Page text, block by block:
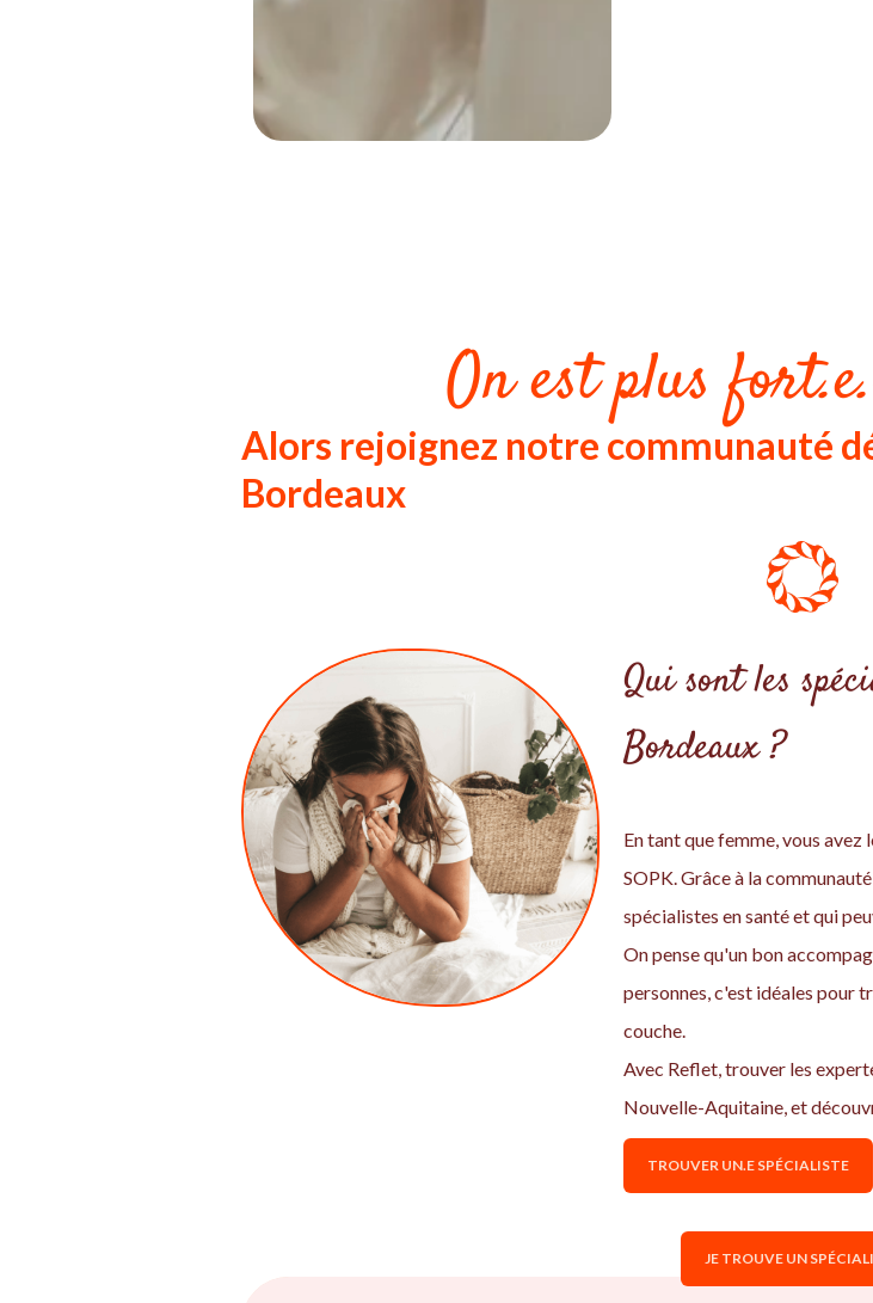
On est plus
Alors rejoignez notre communauté
Bordeaux
Qui sont les
Bordeaux ?
En tant que femme, vous
SOPK. Grâce à la
spécialistes en santé et qui
On pense qu'un bon
personnes, c'est idéales pour
couche.
Avec Reflet, trouver les
Nouvelle-Aquitaine, et
TROUVER UN.E SPÉCIALISTE
JE TROUVE UN